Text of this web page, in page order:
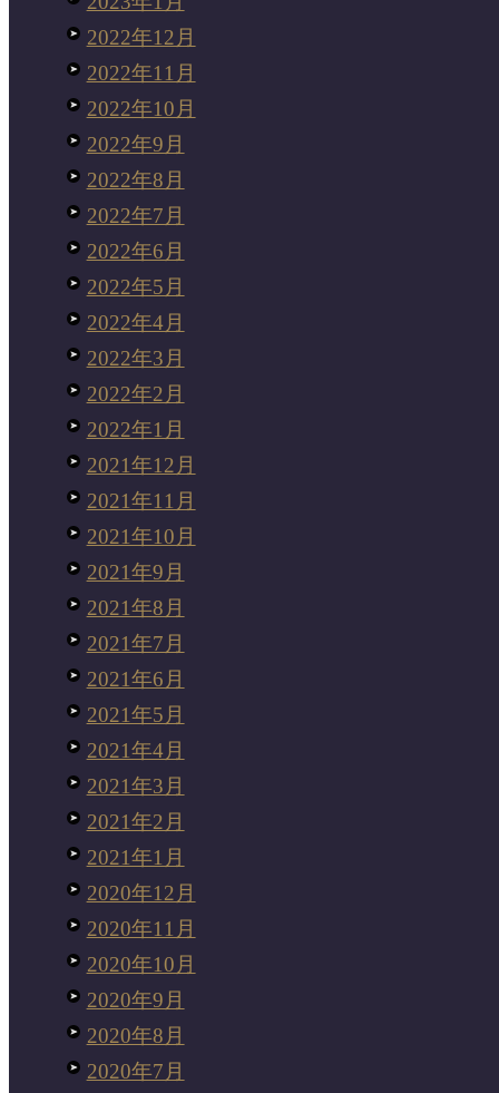
2022年12月
2022年11月
2022年10月
2022年9月
2022年8月
2022年7月
2022年6月
2022年5月
2022年4月
2022年3月
2022年2月
2022年1月
2021年12月
2021年11月
2021年10月
2021年9月
2021年8月
2021年7月
2021年6月
2021年5月
2021年4月
2021年3月
2021年2月
2021年1月
2020年12月
2020年11月
2020年10月
2020年9月
2020年8月
2020年7月